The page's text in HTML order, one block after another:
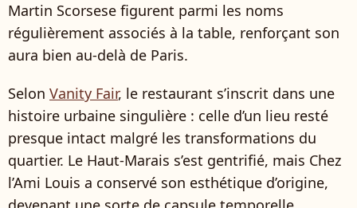
Martin Scorsese figurent parmi les noms
régulièrement associés à la table, renforçant son
aura bien au-delà de Paris.
Selon Vanity Fair, le restaurant s’inscrit dans une
histoire urbaine singulière : celle d’un lieu resté
presque intact malgré les transformations du
quartier. Le Haut-Marais s’est gentrifié, mais Chez
l’Ami Louis a conservé son esthétique d’origine,